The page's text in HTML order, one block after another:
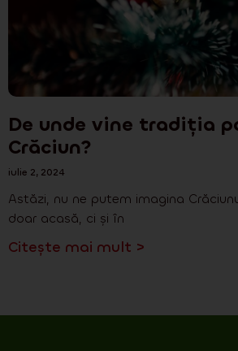
De unde vine tradiția
Crăciun?
iulie 2, 2024
Astăzi, nu ne putem imagina
doar acasă, ci și în
Citește mai mult >